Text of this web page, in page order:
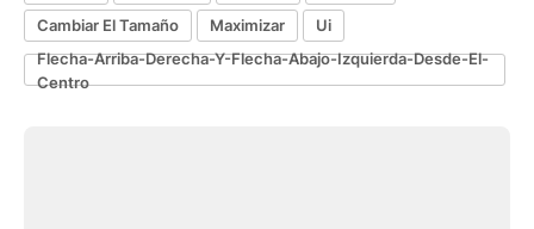
Cambiar El Tamaño
Maximizar
Ui
Flecha-Arriba-Derecha-Y-Flecha-Abajo-Izquierda-Desde-El-
Centro